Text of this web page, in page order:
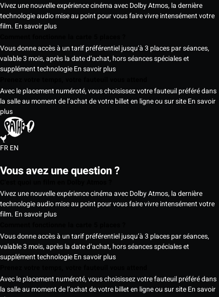
Vivez une nouvelle expérience cinéma avec Dolby Atmos, la dernière
technologie audio mise au point pour vous faire vivre intensément votre
film. En savoir plus
Vous donne accès à un tarif préférentiel jusqu’à 3 places par séances,
valable 3 mois, après la date d’achat, hors séances spéciales et
supplément technologieEn savoir plus
Avec le placement numéroté, vous choisissez votre fauteuil préféré dans
la salle au moment de l’achat de votre billet en ligne ou sur siteEn savoir
plus
FREN
Vous avez une question ?
Vivez une nouvelle expérience cinéma avec Dolby Atmos, la dernière
technologie audio mise au point pour vous faire vivre intensément votre
film. En savoir plus
Vous donne accès à un tarif préférentiel jusqu’à 3 places par séances,
valable 3 mois, après la date d’achat, hors séances spéciales et
supplément technologieEn savoir plus
Avec le placement numéroté, vous choisissez votre fauteuil préféré dans
la salle au moment de l’achat de votre billet en ligne ou sur siteEn savoir